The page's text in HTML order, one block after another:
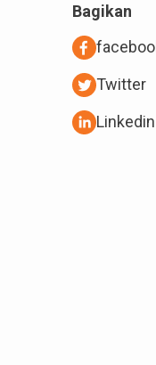
Bagikan
Twitter
Linkedin